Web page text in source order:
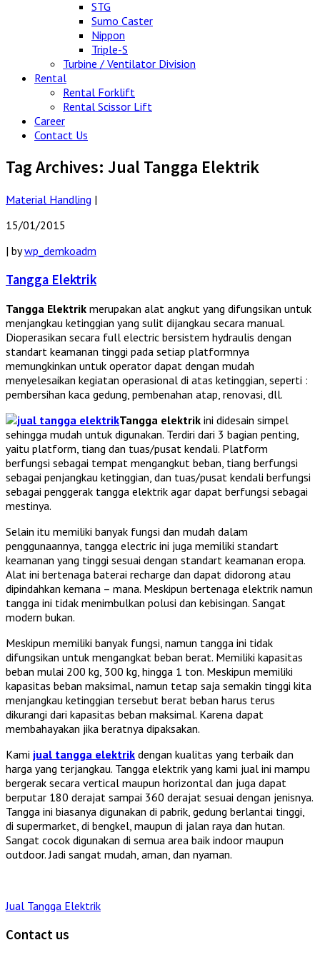
STG
Sumo Caster
Nippon
Triple-S
Turbine / Ventilator Division
Rental
Rental Forklift
Rental Scissor Lift
Career
Contact Us
Tag Archives: Jual Tangga Elektrik
Material Handling |
15/01/2015
| bywp_demkoadm
Tangga Elektrik
Tangga Elektrik merupakan alat angkut yang difungsikan untuk
menjangkau ketinggian yang sulit dijangkau secara manual.
Dioperasikan secara full electric bersistem hydraulis dengan
standart keamanan tinggi pada setiap platformnya
memungkinkan untuk operator dapat dengan mudah
menyelesaikan kegiatan operasional di atas ketinggian, seperti :
pembersihan kaca gedung, pembenahan atap, renovasi, dll.
Tangga elektrik ini didesain simpel
sehingga mudah untuk digunakan. Terdiri dari 3 bagian penting,
yaitu platform, tiang dan tuas/pusat kendali. Platform
berfungsi sebagai tempat mengangkut beban, tiang berfungsi
sebagai penjangkau ketinggian, dan tuas/pusat kendali berfungsi
sebagai penggerak tangga elektrik agar dapat berfungsi sebagai
mestinya.
Selain itu memiliki banyak fungsi dan mudah dalam
penggunaannya, tangga electric ini juga memiliki standart
keamanan yang tinggi sesuai dengan standart keamanan eropa.
Alat ini bertenaga baterai recharge dan dapat didorong atau
dipindahkan kemana – mana. Meskipun bertenaga elektrik namun
tangga ini tidak menimbulkan polusi dan kebisingan. Sangat
modern bukan.
Meskipun memiliki banyak fungsi, namun tangga ini tidak
difungsikan untuk mengangkat beban berat. Memiliki kapasitas
beban mulai 200 kg, 300 kg, hingga 1 ton. Meskipun memiliki
kapasitas beban maksimal, namun tetap saja semakin tinggi kita
menjangkau ketinggian tersebut berat beban harus terus
dikurangi dari kapasitas beban maksimal. Karena dapat
membahayakan jika beratnya dipaksakan.
Kami jual tangga elektrik dengan kualitas yang terbaik dan
harga yang terjangkau. Tangga elektrik yang kami jual ini mampu
bergerak secara vertical maupun horizontal dan juga dapat
berputar 180 derajat sampai 360 derajat sesuai dengan jenisnya.
Tangga ini biasanya digunakan di pabrik, gedung berlantai tinggi,
di supermarket, di bengkel, maupun di jalan raya dan hutan.
Sangat cocok digunakan di semua area baik indoor maupun
outdoor. Jadi sangat mudah, aman, dan nyaman.
Jual Tangga Elektrik
Contact us